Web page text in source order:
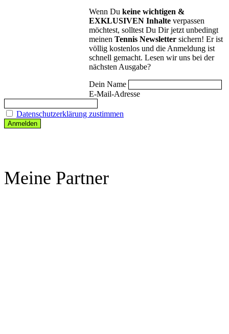
Wenn Du keine wichtigen &
EXKLUSIVEN Inhalte verpassen
möchtest, solltest Du Dir jetzt unbedingt
meinen Tennis Newsletter sichern! Er ist
völlig kostenlos und die Anmeldung ist
schnell gemacht. Lesen wir uns bei der
nächsten Ausgabe?
Dein Name
E-Mail-Adresse
Datenschutzerklärung zustimmen
Meine Partner